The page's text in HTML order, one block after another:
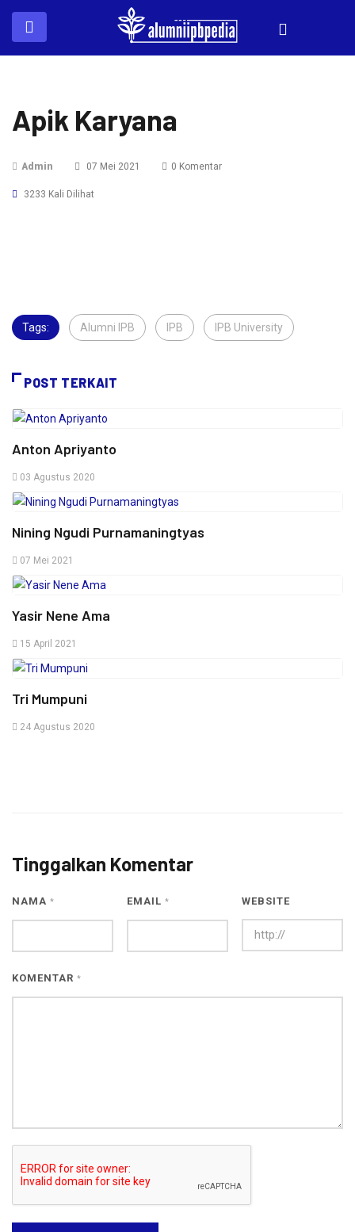
Apik Karyana
Admin 07 Mei 2021 0 Komentar
3233 Kali Dilihat
Tags: Alumni IPB IPB IPB University
POST TERKAIT
Anton Apriyanto
03 Agustus 2020
Nining Ngudi Purnamaningtyas
07 Mei 2021
Yasir Nene Ama
15 April 2021
Tri Mumpuni
24 Agustus 2020
Tinggalkan Komentar
NAMA * EMAIL * WEBSITE
KOMENTAR *